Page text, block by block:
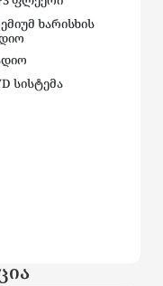
ხარისხის
სისტემა